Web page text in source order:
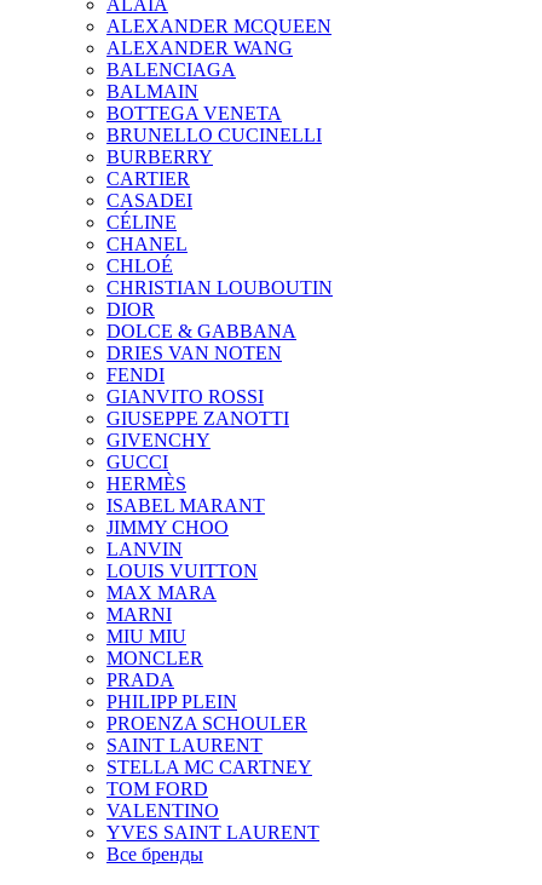
ALEXANDER MCQUEEN
ALEXANDER WANG
BALENCIAGA
BALMAIN
BOTTEGA VENETA
BRUNELLO CUCINELLI
BURBERRY
CARTIER
CASADEI
CÉLINE
CHANEL
CHLOÉ
CHRISTIAN LOUBOUTIN
DIOR
DOLCE & GABBANA
DRIES VAN NOTEN
FENDI
GIANVITO ROSSI
GIUSEPPE ZANOTTI
GIVENCHY
GUCCI
HERMÈS
ISABEL MARANT
JIMMY CHOO
LANVIN
LOUIS VUITTON
MAX MARA
MARNI
MIU MIU
MONCLER
PRADA
PHILIPP PLEIN
PROENZA SCHOULER
SAINT LAURENT
STELLA MC CARTNEY
TOM FORD
VALENTINO
YVES SAINT LAURENT
Все бренды